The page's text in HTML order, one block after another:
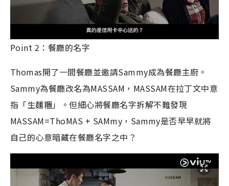
Point 2：餐廳的名字
Thomas開了一間餐廳並邀請Sammy成為餐廳主廚。
Sammy為餐廳改名為MASSAM，MASSAM在拉丁文中意
指「生麵糰」。但細心將餐廳名字拆解不難發現
MASSAM=ThoMAS + SAMmy，Sammy是否早早就將
自己的心意暗藏在餐廳名字之中？